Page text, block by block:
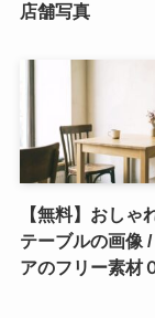
店舗写真
【無料】おしゃ
テーブルの画像 /
アのフリー素材